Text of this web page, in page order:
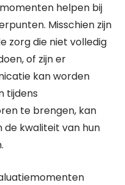
helpen bij
Misschien zijn
zorg die niet volledig
of zijn er
kan worden
tijdens
te brengen, kan
kwaliteit van hun